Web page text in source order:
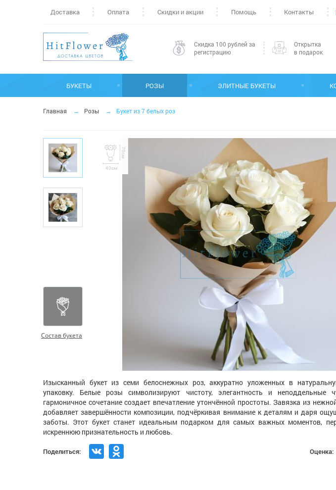
Доставка Оплата Скидки и акции Помощь Контакты
Скидка 100 рублей за
регистрацию
Открытка
в подарок
БУКЕТЫ РОЗЫ ЭЛИТНЫЕ БУКЕТЫ
Главная Розы Букет из 7 белых роз
Состав букета
40см
70см
Изысканный букет из семи белоснежных роз, аккуратно уложенных в
упаковку. Белые розы символизируют чистоту, элегантность и неподдельные
гармоничное сочетание создает впечатление утончённой простоты. Завязка из
добавляет завершённости композиции, подчёркивая внимание к деталям и даря
заботы. Этот букет станет идеальным подарком для самых важных моментов,
искреннюю признательность и любовь.
Поделиться: Оценка: